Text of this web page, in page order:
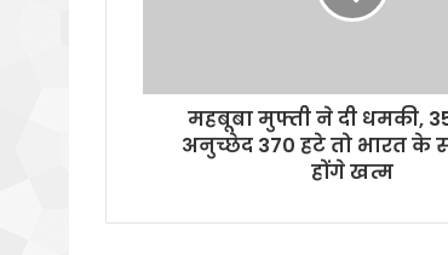
महबूबा मुफ्ती ने दी धमकी,
अनुच्छेद 370 हटे तो भारत के
होंगे खत्म